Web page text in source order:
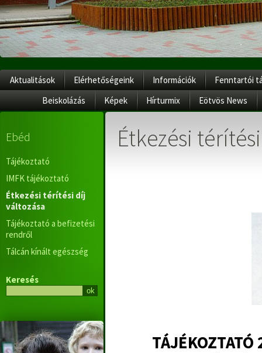
Aktualitások Elérhetőségeink Információk
Fenntartói
Beiskolázás
Képek Hírturmix Eötvös News
Ebéd
Tájékoztató
IMFK tájékoztató
Étkezési térítési díj
változása
Tájékoztató a befizetési
rendről
Tálcán kínált egészség
Keresés
Étkezési